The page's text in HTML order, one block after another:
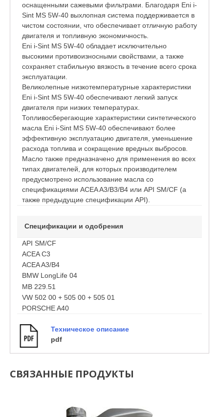
оснащенными сажевыми фильтрами. Благодаря Eni i-
Sint MS 5W-40 выхлопная система поддерживается в
чистом состоянии, что обеспечивает отличную работу
двигателя и топливную экономичность.
Eni i-Sint MS 5W-40 обладает исключительно
высокими противоизносными свойствами, а также
сохраняет стабильную вязкость в течение всего срока
эксплуатации.
Великолепные низкотемпературные характеристики
Eni i-Sint MS 5W-40 обеспечивают легкий запуск
двигателя при низких температурах.
Топливосберегающие характеристики синтетического
масла Eni i-Sint MS 5W-40 обеспечивают более
эффективную эксплуатацию двигателя, уменьшение
расхода топлива и сокращение вредных выбросов.
Масло также предназначено для применения во всех
типах двигателей, для которых производителем
предусмотрено использование масла со
спецификациями ACEA A3/B3/B4 или API SM/CF (а
также предыдущие спецификации API).
Спецификации и одобрения
API SM/CF
ACEA C3
ACEA A3/B4
BMW LongLife 04
MB 229.51
VW 502 00 + 505 00 + 505 01
PORSCHE A40
Техническое описание
pdf
СВЯЗАННЫЕ ПРОДУКТЫ